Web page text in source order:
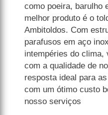
como poeira, barulho
melhor produto é o
Ambitoldos. Com
parafusos em aço
intempéries do clima,
com a qualidade de
resposta ideal para
com um ótimo custo
nosso serviços